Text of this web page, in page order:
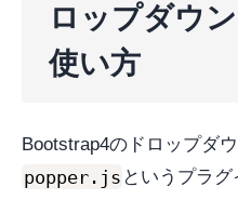
ロップダウ
使い方
Bootstrap4のドロップダ
popper.js というプラ